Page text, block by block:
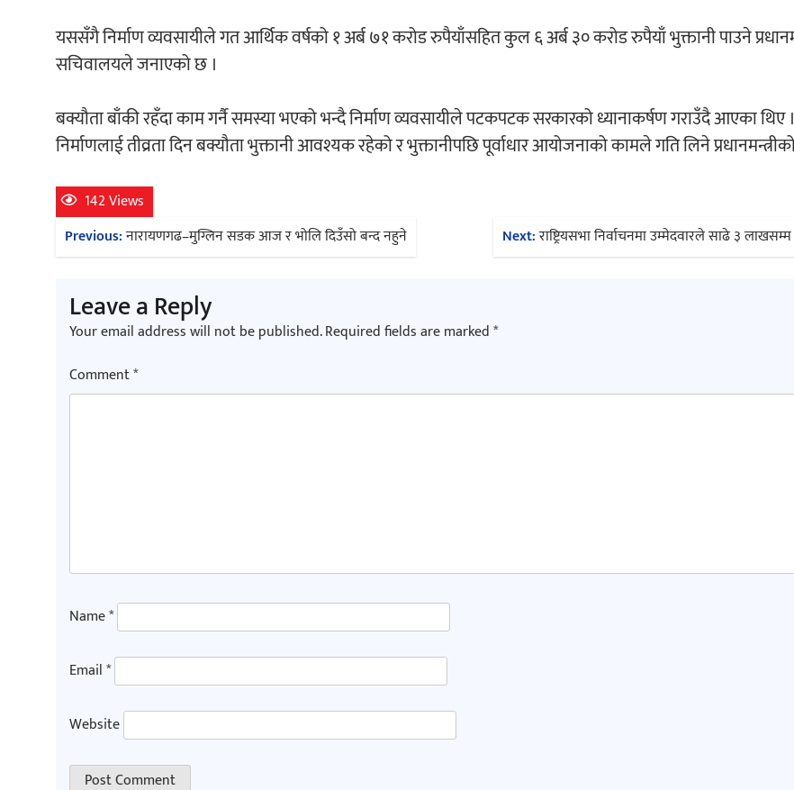
यससँगै निर्माण व्यवसायीले गत आर्थिक वर्षको १ अर्ब ७१ करोड रुपैयाँसहित कुल ६ अर्ब ३० करोड रुपैयाँ भुक्तानी पाउने
सचिवालयले जनाएको छ ।
बक्यौता बाँकी रहँदा काम गर्नै समस्या भएको भन्दै निर्माण व्यवसायीले पटकपटक सरकारको ध्यानाकर्षण गराउँदै आएका थिए
निर्माणलाई तीव्रता दिन बक्यौता भुक्तानी आवश्यक रहेको र भुक्तानीपछि पूर्वाधार आयोजनाको कामले गति लिने
142 Views
Post
navigation
Previous:नारायणगढ–मुग्लिन सडक आज र भोलि दिउँसो बन्द नहुने Next:राष्ट्रियसभा निर्वाचनमा उम्मेदवारले साढे ३
Leave a Reply
Your email address will not be published.Required fields are marked*
Comment*
Name*
Email*
Website